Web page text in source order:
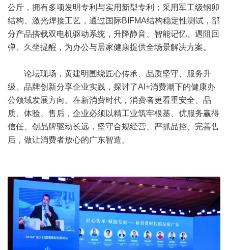
公斤，拥有多项发明专利与实用新型专利；采用军工级钢卯
结构、激光焊接工艺，通过国际BIFMA结构稳定性测试，部
分产品搭载双电机驱动系统，升降静音、智能记忆、遇阻回
弹、久坐提醒，为办公与居家健康提供全场景解决方案。
论坛现场，黄建明围绕匠心传承、品质坚守、服务升
级、品牌创新分享企业实践，探讨了AI+消费潮下的健康办
公领域发展方向。在新消费时代，消费者更看重安全、品
质、体验、售后，企业必须以精工业筑牢根基、优服务赢得
信任、创品牌驱动长远，坚守合规经营、严抓品控、完善售
后，做让消费者放心的广东智造。